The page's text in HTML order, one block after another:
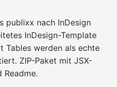
publixx nach InDesign
InDesign-Template
Tables werden als echte
ZIP-Paket mit JSX-
Readme.